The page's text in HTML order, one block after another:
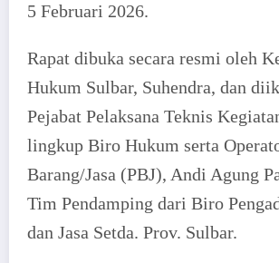
5 Februari 2026.
Rapat dibuka secara resmi oleh
Hukum Sulbar, Suhendra, dan
Pejabat Pelaksana Teknis
lingkup Biro Hukum serta
Barang/Jasa (PBJ), Andi Agung
Tim Pendamping dari Biro
dan Jasa Setda. Prov. Sulbar.